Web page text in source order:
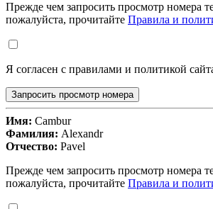
Прежде чем запросить просмотр номера
пожалуйста, прочитайте Правила и
Я согласен с правилами и политикой
Запросить просмотр номера
Имя: Cambur
Фамилия: Alexandr
Отчество: Pavel
Прежде чем запросить просмотр номера
пожалуйста, прочитайте Правила и